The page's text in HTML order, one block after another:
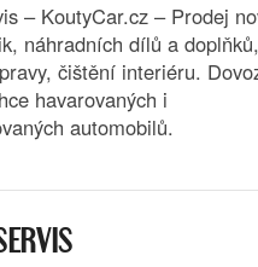
– KoutyCar.cz – Prodej
náhradních dílů a doplňků,
čištění interiéru.
havarovaných i
automobilů.